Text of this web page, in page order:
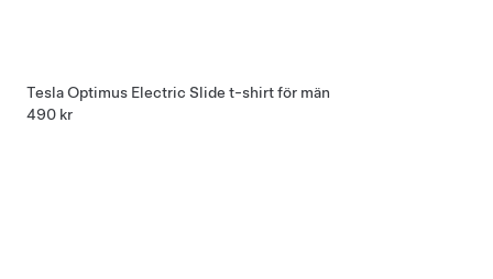
Tesla Optimus Electric Slide t-shirt för män
490 kr